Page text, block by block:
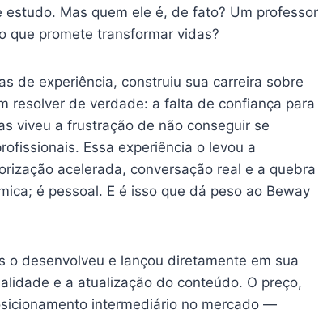
Mas quem ele é, de fato? Um professor
que promete transformar vidas?
de experiência, construiu sua carreira sobre
resolver de verdade: a falta de confiança para
viveu a frustração de não conseguir se
Essa experiência o levou a
acelerada, conversação real e a quebra
é pessoal. E é isso que dá peso ao Beway
o desenvolveu e lançou diretamente em sua
e a atualização do conteúdo. O preço,
intermediário no mercado —